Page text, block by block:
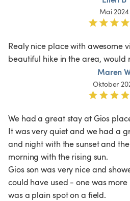
Mai 2024
Realy nice place with awesome
beautiful hike in the area, would
Maren
Oktober
We had a great stay at Gios
It was very quiet and we had a
and night with the sunset and
morning with the rising sun.
Gios son was very nice and
could have used - one was
was a plain spot on a field.